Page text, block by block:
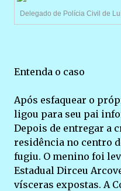
Delegado de Polícia Civil de
Entenda o caso
Após esfaquear o
ligou para seu pai
Depois de entregar a
residência no centro
fugiu. O menino foi
Estadual Dirceu
vísceras expostas. A